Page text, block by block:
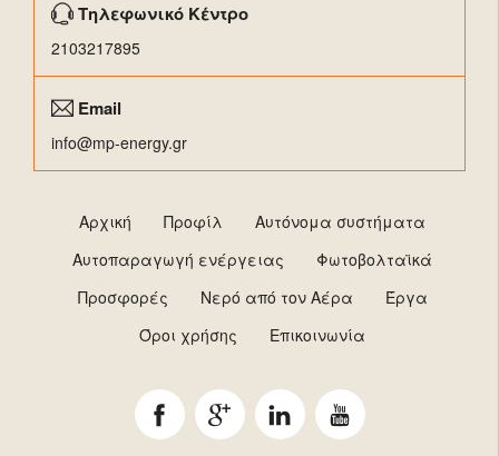
Τηλεφωνικό Κέντρο
2103217895
Email
info@mp-energy.gr
Αρχική Προφίλ
Αυτόνομα συστήματα
Αυτοπαραγωγή ενέργειας
Φωτοβολταϊκά
Προσφορές
Νερό από τον Αέρα
Έργα
Όροι χρήσης
Επικοινωνία